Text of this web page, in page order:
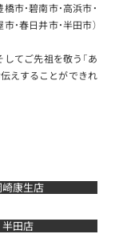
市・碧南市・高浜市・
・春日井市・半田市）
してご先祖を敬う「あ
えすることができれ
崎康生店
半田店